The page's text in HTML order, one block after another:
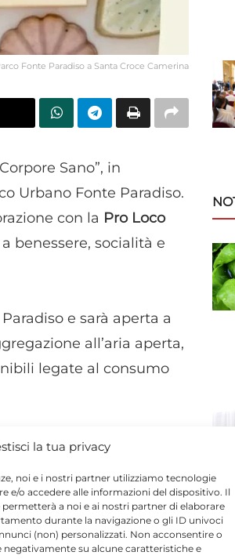
la tua privacy
noi e i nostri partner utilizziamo tecnologie
e/o accedere alle informazioni del dispositivo. Il
a noi e ai nostri partner di elaborare
durante la navigazione o gli ID univoci
(non) personalizzati. Non acconsentire o
su alcune caratteristiche e
Fonte Paradiso a Santa Croce Camerina
Sano”, in
Urbano Fonte Paradiso.
con la Pro Loco
benessere, socialità e
e sarà aperta a
all’aria aperta,
legate al consumo
contadino curato dal
di rafforzare il
Croce Camerina.